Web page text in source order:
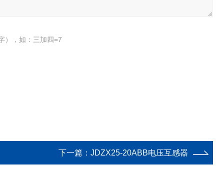
），如：三加四=7
下一篇： JDZX25-20ABB电压互感器